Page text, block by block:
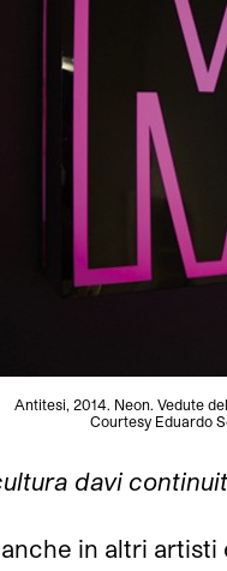
Antitesi, 2014. Neon. Vedute
Courtesy Eduardo
davi
in altri